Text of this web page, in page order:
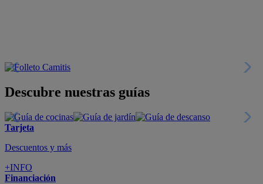
Descubre nuestras guías
Tarjeta
Descuentos y más
+INFO
Financiación